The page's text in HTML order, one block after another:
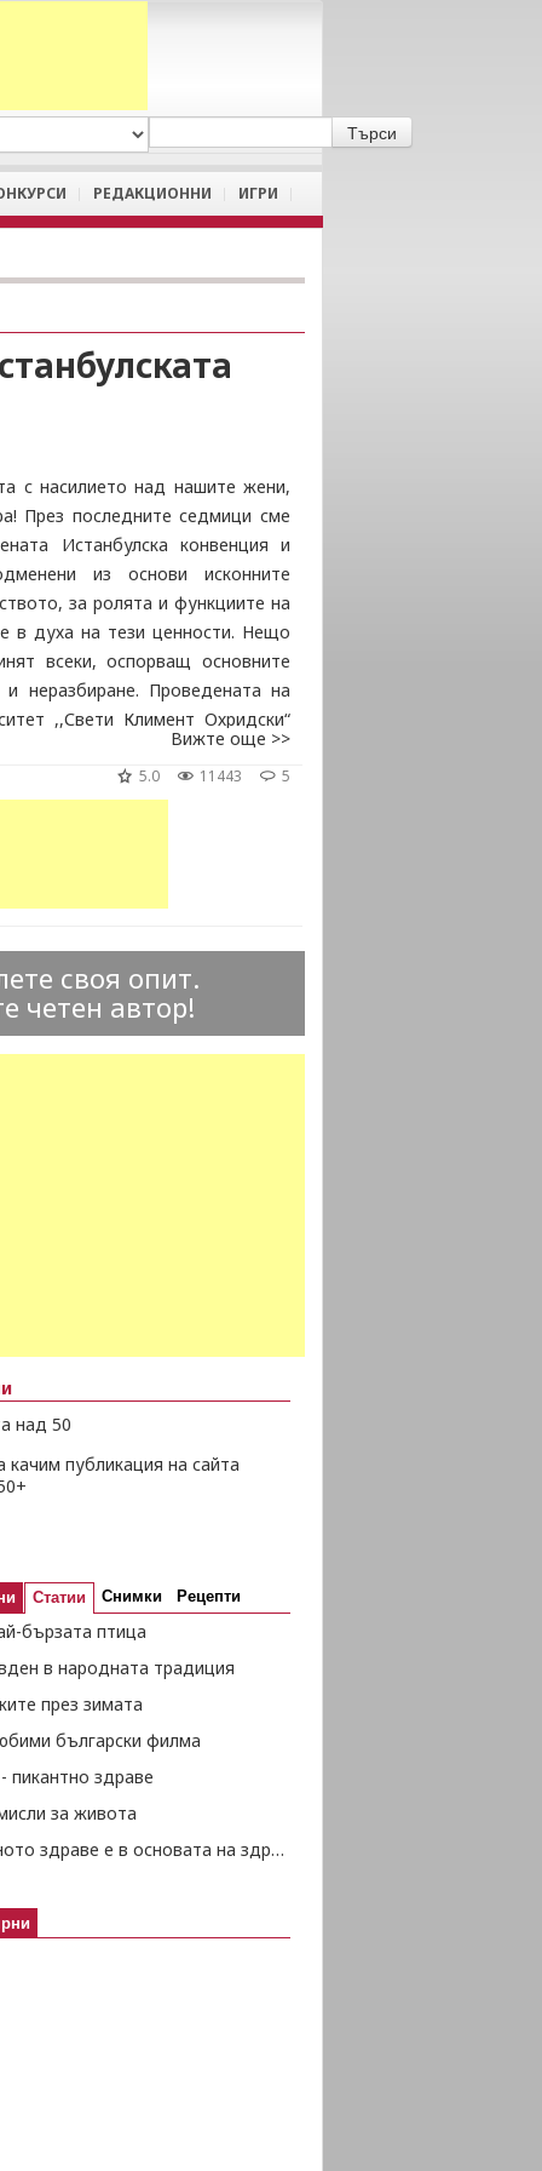
РЕДАКЦИОННИ ИГРИ
с насилието над нашите жени,
През последните седмици сме
Истанбулска конвенция и
из основи исконните
за ролята и функциите на
в духа на тези ценности. Нещо
всеки, оспорващ основните
неразбиране. Проведената на
,,Свети Климент Охридски“
по тези въпроси. Прави чест на
техните твърдост и мъдрост в
на необходимостта от
Вижте още >>
5
11443
5.0
своя опит.
четен автор!
над 50
качим публикация на сайта
Статии Снимки Рецепти
бързата птица
в народната традиция
през зимата
български филма
пикантно здраве
за живота
Психичното здраве е в основата на здравето изобщо